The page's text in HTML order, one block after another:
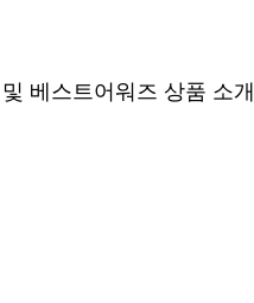
베스트어워즈 상품 소개